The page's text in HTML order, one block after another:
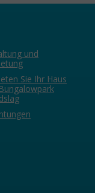
und
Sie Ihr Haus